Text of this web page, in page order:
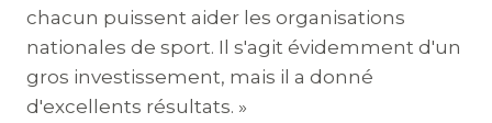
chacun puissent aider les organisations
nationales de sport. Il s'agit évidemment d'un
gros investissement, mais il a donné
d'excellents résultats. »